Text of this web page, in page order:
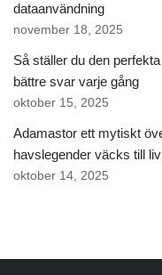
dataanvändning
november 18, 2025
Så ställer du den
bättre svar varje gång
oktober 15, 2025
Adamastor ett mytiskt
havslegender väcks till liv
oktober 14, 2025